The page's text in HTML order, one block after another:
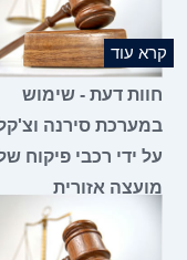
קרא עוד
חוות דעת - שימוש
במערכת סירנה
על ידי רכבי פיקוח
מועצה אזורית